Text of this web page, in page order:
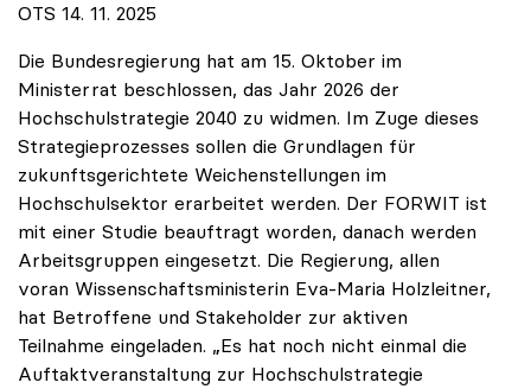
OTS 14. 11. 2025
Die Bundesregierung hat am 15. Oktober im
Ministerrat beschlossen, das Jahr 2026 der
Hochschulstrategie 2040 zu widmen. Im Zuge dieses
Strategieprozesses sollen die Grundlagen für
zukunftsgerichtete Weichenstellungen im
Hochschulsektor erarbeitet werden. Der FORWIT ist
mit einer Studie beauftragt worden, danach werden
Arbeitsgruppen eingesetzt. Die Regierung, allen
voran Wissenschaftsministerin Eva-Maria Holzleitner,
hat Betroffene und Stakeholder zur aktiven
Teilnahme eingeladen. „Es hat noch nicht einmal die
Auftaktveranstaltung zur Hochschulstrategie